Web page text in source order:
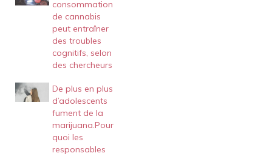
consommation
de cannabis
peut entraîner
des troubles
cognitifs, selon
des chercheurs
De plus en plus
d’adolescents
fument de la
marijuana.Pour
quoi les
responsables